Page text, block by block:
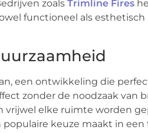
zoals Trimline Fires
functioneel als esthetisch
een ontwikkeling die
zonder de noodzaak van
vrijwel elke ruimte worden
keuze maakt in een